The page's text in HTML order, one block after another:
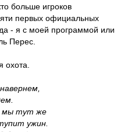
больше игроков
первых официальных
- я с моей программой или
Перес.
охота.
мы тут же
ужин.